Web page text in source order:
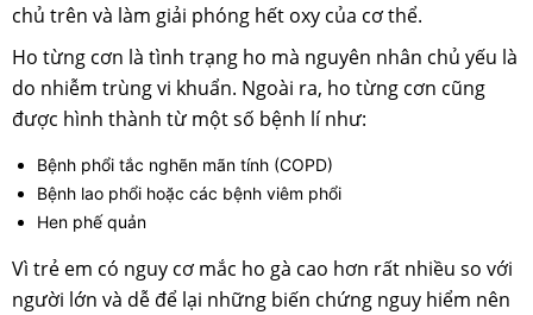
chủ trên và làm giải phóng hết oxy của cơ thể.
Ho từng cơn là tình trạng ho mà nguyên nhân chủ yếu là
do nhiễm trùng vi khuẩn. Ngoài ra, ho từng cơn cũng
được hình thành từ một số bệnh lí như:
Bệnh phổi tắc nghẽn mãn tính (COPD)
Bệnh lao phổi hoặc các bệnh viêm phổi
Hen phế quản
Vì trẻ em có nguy cơ mắc ho gà cao hơn rất nhiều so với
người lớn và dễ để lại những biến chứng nguy hiểm nên